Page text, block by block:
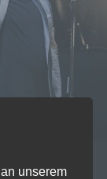
unserem